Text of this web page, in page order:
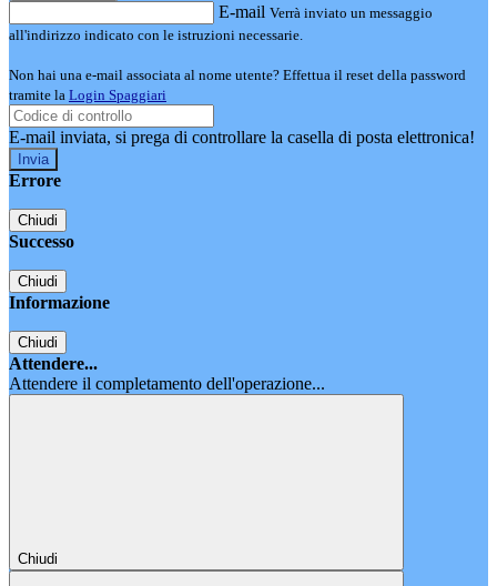
E-mail Verrà inviato un messaggio
all'indirizzo indicato con le istruzioni necessarie.
Non hai una e-mail associata al nome utente? Effettua il reset della password
tramite la Login Spaggiari
E-mail inviata, si prega di controllare la casella di posta elettronica!
Errore
Chiudi
Successo
Chiudi
Informazione
Chiudi
Attendere...
Attendere il completamento dell'operazione...
Chiudi